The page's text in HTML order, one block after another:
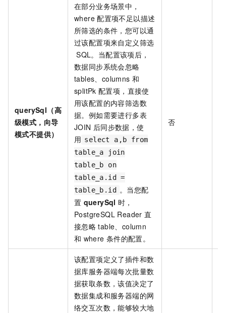
querySql（高
级模式，向导
模式不提供）
在部分业务场景中，
where 配置项不足以描述
所筛选的条件，您可以通
过该配置项来自定义筛选
SQL。当配置该项后，
数据同步系统会忽略
tables、columns 和
splitPk 配置项，直接使
用该配置的内容筛选数
据。例如需要进行多表
JOIN 后同步数据，使
用 select a,b from
table_a join
table_b on
table_a.id =
table_b.id
。当您配
置 querySql 时，
PostgreSQL Reader 直
接忽略 table、column
和 where 条件的配置。
否
该配置项定义了插件和数
据库服务器端每次批量数
据获取条数，该值决定了
数据集成和服务器端的网
络交互次数，能够较大地